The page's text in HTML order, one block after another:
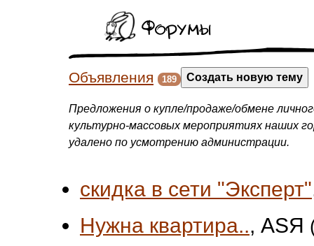
Форумы
Объявления 189 Создать новую тему
Предложения о купле/продаже/обмене
культурно-массовых мероприятиях наших
удалено по усмотрению администрации.
скидка в сети "Эксперт"
Нужна квартира.., ASЯ